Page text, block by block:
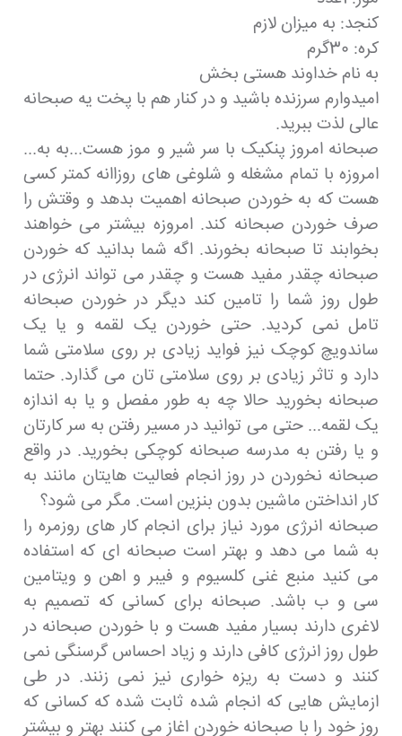
کنجد: به میزان لازم
کره: 30گرم
به نام خداوند هستی بخش
امیدوارم سرزنده باشید و در کنار هم با پخت یه صبحانه
عالی لذت ببرید.
صبحانه امروز پنکیک با سر شیر و موز هست...به به...
امروزه با تمام مشغله و شلوغی های روزاانه کمتر کسی
هست که به خوردن صبحانه اهمیت بدهد و وقتش را
صرف خوردن صبحانه کند. امروزه بیشتر می خواهند
بخوابند تا صبحانه بخورند. اگه شما بدانید که خوردن
صبحانه چقدر مفید هست و چقدر می تواند انرژی در
طول روز شما را تامین کند دیگر در خوردن صبحانه
تامل نمی کردید. حتی خوردن یک لقمه و یا یک
ساندویچ کوچک نیز فواید زیادی بر روی سلامتی شما
دارد و تاثر زیادی بر روی سلامتی تان می گذارد. حتما
صبحانه بخورید حالا چه به طور مفصل و یا به اندازه
یک لقمه... حتی می توانید در مسیر رفتن به سر کارتان
و یا رفتن به مدرسه صبحانه کوچکی بخورید. در واقع
صبحانه نخوردن در روز انجام فعالیت هایتان مانند به
کار انداختن ماشین بدون بنزین است. مگر می شود؟
صبحانه انرژی مورد نیاز برای انجام کار های روزمره را
به شما می دهد و بهتر است صبحانه ای که استفاده
می کنید منبع غنی کلسیوم و فیبر و اهن و ویتامین
سی و ب باشد. صبحانه برای کسانی که تصمیم به
لاغری دارند بسیار مفید هست و با خوردن صبحانه در
طول روز انرژی کافی دارند و زیاد احساس گرسنگی نمی
کنند و دست به ریزه خواری نیز نمی زنند. در طی
ازمایش هایی که انجام شده ثابت شده که کسانی که
روز خود را با صبحانه خوردن اغاز می کنند بهتر و بیشتر